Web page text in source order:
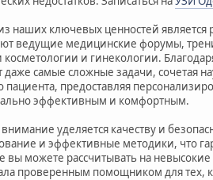
наших ключевых ценностей
ведущие медицинские форумы,
косметологии и гинекологии.
самые сложные задачи, сочетая
пациента, предоставляя
эффективным и комфортным.
уделяется качеству и
и эффективные методики, что
вы можете рассчитывать на
проверенным помощником для тех,